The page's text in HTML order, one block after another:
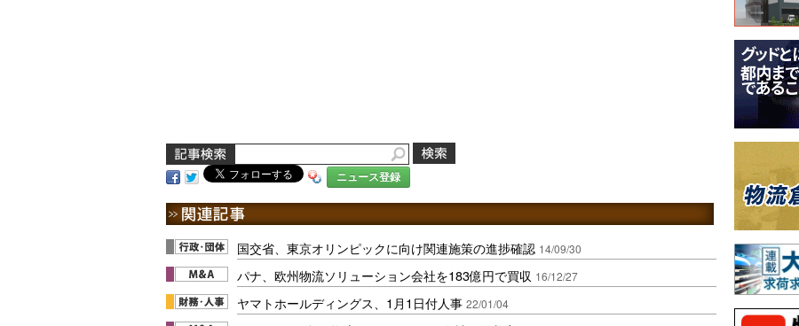
ニュース登録
国交省、東京オリンピックに向け関連施策の進捗確認 14/09/30
パナ、欧州物流ソリューション会社を183億円で買収 16/12/27
ヤマトホールディングス、1月1日付人事 22/01/04